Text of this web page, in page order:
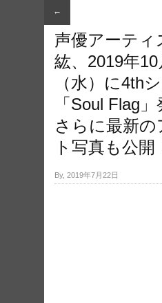
←
声優アーティ
紘、2019年10
（水）に4th
「Soul Flag
さらに最新の
ト写真も公開
By, 2019年7月22日